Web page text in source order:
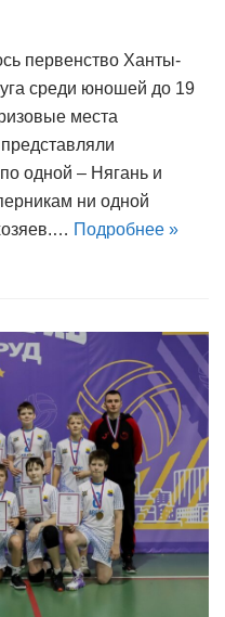
первенство Ханты-
среди юношей до 19
места
одной – Нягань и
ни одной
Подробнее »